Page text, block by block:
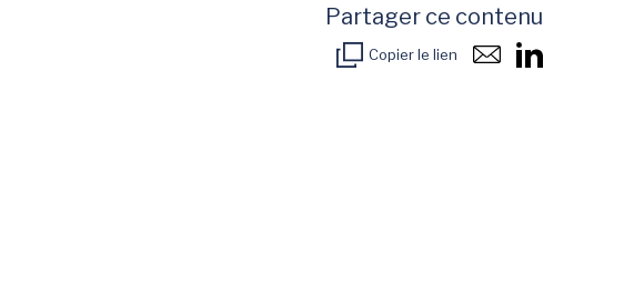
Partager ce contenu
Copier le lien